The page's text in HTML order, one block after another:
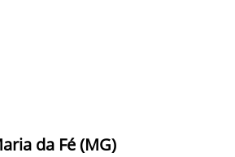
da Fé (MG)